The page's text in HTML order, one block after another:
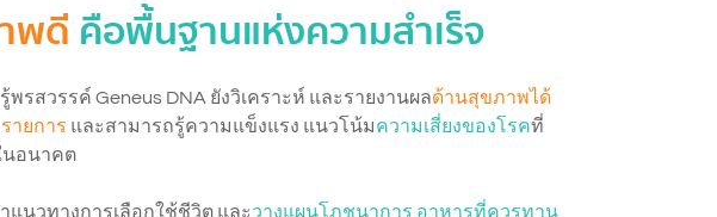
พดี คือพื้นฐานแห่งความสำเร็จ
พรสวรรค์ Geneus DNA ยังวิเคราะห์ และรายงานผลด้านสุขภาพได้
ายการ และสามารถรู้ความแข็งแรง แนวโน้มความเสี่ยงของโรคที่
นอนาคต
แนวทางการเลือกใช้ชีวิต และวางแผนโภชนาการ อาหารที่ควรทาน